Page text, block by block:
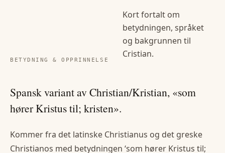
BETYDNING & OPPRINNELSE
Kort fortalt om
betydningen, språket
og bakgrunnen til
Cristian.
Spansk variant av Christian/Kristian, «som
hører Kristus til; kristen».
Kommer fra det latinske Christianus og det greske
Christianos med betydningen ‘som hører Kristus til;